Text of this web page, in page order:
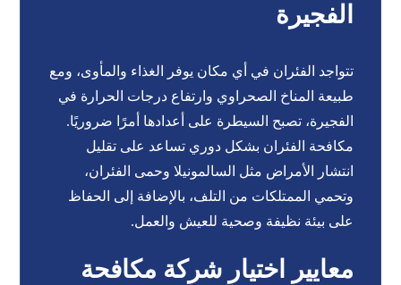
الفجيرة
تتواجد الفئران في أي مكان يوفر الغذاء والمأوى، ومع
طبيعة المناخ الصحراوي وارتفاع درجات الحرارة في
الفجيرة، تصبح السيطرة على أعدادها أمرًا ضروريًا.
مكافحة الفئران بشكل دوري تساعد على تقليل
انتشار الأمراض مثل السالمونيلا وحمى الفئران،
وتحمي الممتلكات من التلف، بالإضافة إلى الحفاظ
على بيئة نظيفة وصحية للعيش والعمل.
معايير اختيار شركة مكافحة